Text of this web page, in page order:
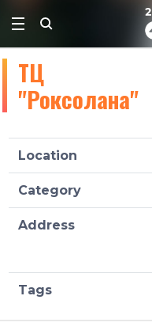
ТЦ
"Роксолана"
Location
Category
Address
Tags